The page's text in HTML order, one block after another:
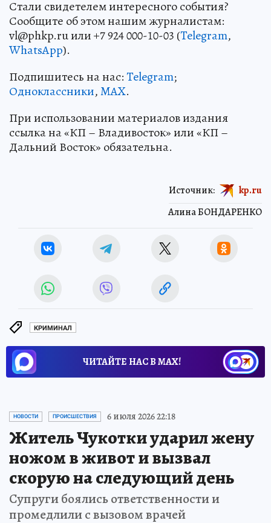
Стали свидетелем интересного события?
Сообщите об этом нашим журналистам:
vl@phkp.ru или +7 924 000-10-03 (Telegram,
WhatsApp).
Подпишитесь на нас:Telegram;
Одноклассники,MAX.
При использовании материалов издания
ссылка на «КП – Владивосток» или «КП –
Дальний Восток» обязательна.
Алина БОНДАРЕНКО
Источник: kp.ru
КРИМИНАЛ
ЧИТАЙТЕ НАС В МАХ!
НОВОСТИ ПРОИСШЕСТВИЯ 6 июля 2026 22:18
Житель Чукотки ударил жену
ножом в живот и вызвал
скорую на следующий день
Супруги боялись ответственности и
промедлили с вызовом врачей